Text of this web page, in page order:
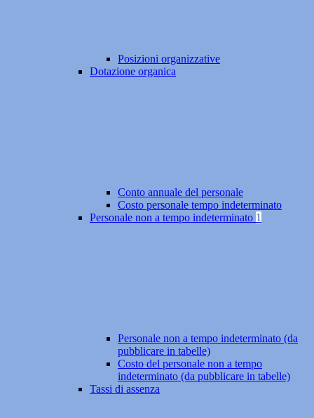
Posizioni organizzative
Dotazione organica
Conto annuale del personale
Costo personale tempo indeterminato
Personale non a tempo indeterminato 1
Personale non a tempo indeterminato (da
pubblicare in tabelle)
Costo del personale non a tempo
indeterminato (da pubblicare in tabelle)
Tassi di assenza